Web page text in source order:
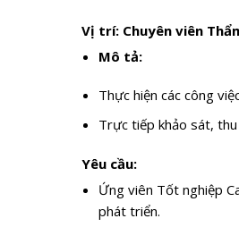
Vị trí: Chuyên viên
Mô tả:
Thực hiện các công
Trực tiếp khảo sát,
Yêu cầu:
Ứng viên Tốt nghiệp
phát triển.